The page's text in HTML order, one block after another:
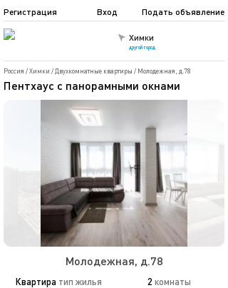
Химки
другой город
Подать объявление
Регистрация Вход
Россия /Химки / Двухкомнатные квартиры / Молодежная, д.78
Пентхаус с панорамными окнами
Молодежная, д.78
Квартира тип жилья 2 комнаты